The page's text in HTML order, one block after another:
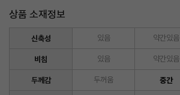
상품 소재정보
신축성 있음 약간있음
비침 있음 약간있음
두께감 두꺼움 중간